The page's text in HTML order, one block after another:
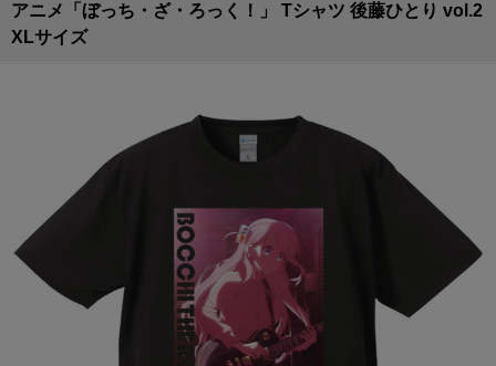
アニメ「ぼっち・ざ・ろっく！」 Tシャツ 後藤ひとり vol.2
XLサイズ